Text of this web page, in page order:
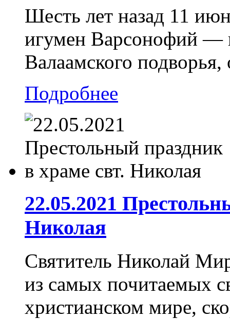
Шесть лет назад 11
игумен Варсонофий —
Валаамского
Подробнее
22.05.2021
Николая
Святитель Николай
из самых почитаемых
христианском мире,